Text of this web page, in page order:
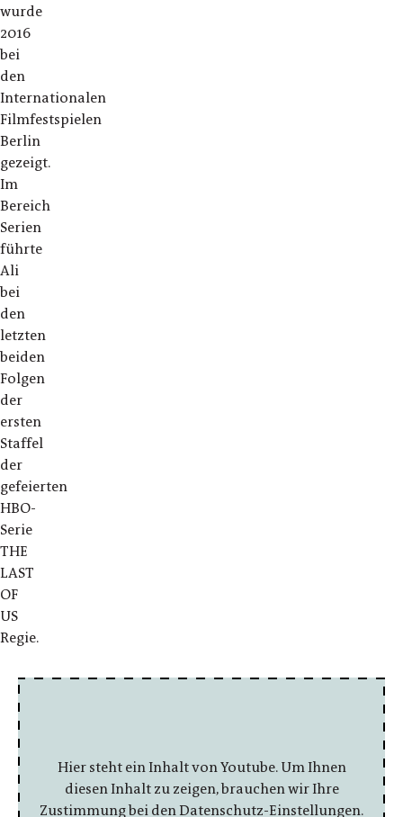
wurde
2016
bei
den
Internationalen
Filmfestspielen
Berlin
gezeigt.
Im
Bereich
Serien
führte
Ali
bei
den
letzten
beiden
Folgen
der
ersten
Staffel
der
gefeierten
HBO-
Serie
THE
LAST
OF
US
Regie.
Hier steht ein Inhalt von Youtube. Um Ihnen
diesen Inhalt zu zeigen, brauchen wir Ihre
Zustimmung bei den Datenschutz-Einstellungen.